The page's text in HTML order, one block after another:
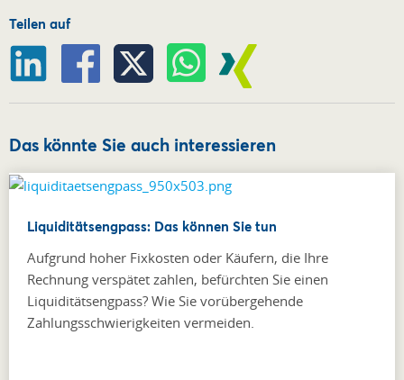
Teilen auf
Das könnte Sie auch interessieren
Liquiditätsengpass: Das können Sie tun
Aufgrund hoher Fixkosten oder Käufern, die Ihre
Rechnung verspätet zahlen, befürchten Sie einen
Liquiditätsengpass? Wie Sie vorübergehende
Zahlungsschwierigkeiten vermeiden.